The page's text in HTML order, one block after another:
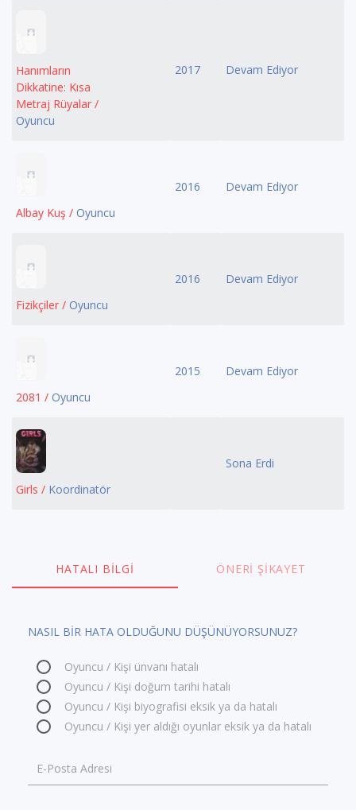
Hanımların
Dikkatine: Kısa
Metraj Rüyalar /
Oyuncu
2017 Devam Ediyor
Albay Kuş / Oyuncu
2016 Devam Ediyor
Fizikçiler / Oyuncu
2016 Devam Ediyor
2081 / Oyuncu
2015 Devam Ediyor
Girls / Koordinatör
Sona Erdi
HATALI BILGI ÖNERI ŞIKAYET
NASIL BİR HATA OLDUĞUNU DÜŞÜNÜYORSUNUZ?
Oyuncu / Kişi ünvanı hatalı
Oyuncu / Kişi doğum tarihi hatalı
Oyuncu / Kişi biyografisi eksik ya da hatalı
Oyuncu / Kişi yer aldığı oyunlar eksik ya da hatalı
E-Posta Adresi